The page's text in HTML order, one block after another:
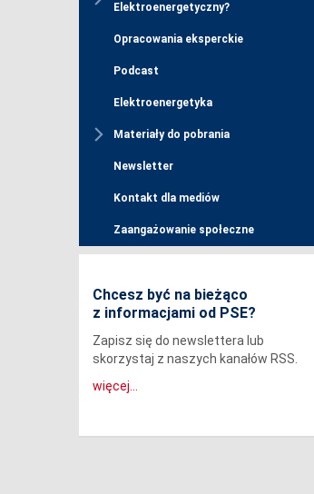
Elektroenergetyczny?
Opracowania eksperckie
Podcast
Elektroenergetyka
Materiały do pobrania
Newsletter
Kontakt dla mediów
Zaangażowanie społeczne
Chcesz być na bieżąco
z informacjami od PSE?
Zapisz się do newslettera lub
skorzystaj z naszych kanałów RSS.
więcej...